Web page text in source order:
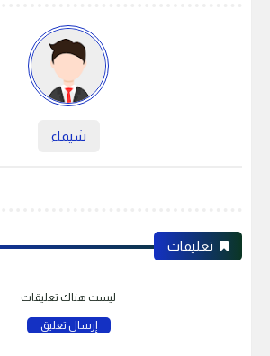
شيماء
تعليقات
ليست هناك تعليقات
إرسال تعليق